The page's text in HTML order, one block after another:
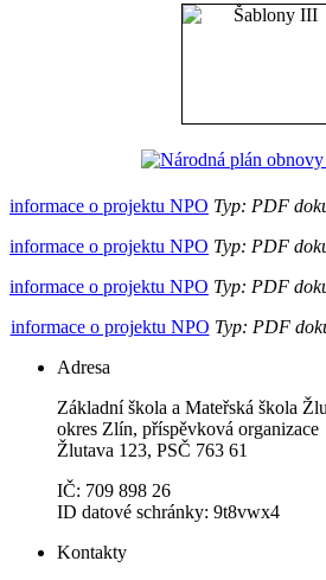
informace o projektu NPO Typ: PDF
informace o projektu NPO Typ: PDF
informace o projektu NPO Typ: PDF
informace o projektu NPO Typ: PDF
Adresa
Základní škola a Mateřská škola
okres Zlín, příspěvková organizace
Žlutava 123, PSČ 763 61
IČ: 709 898 26
ID datové schránky: 9t8vwx4
Kontakty